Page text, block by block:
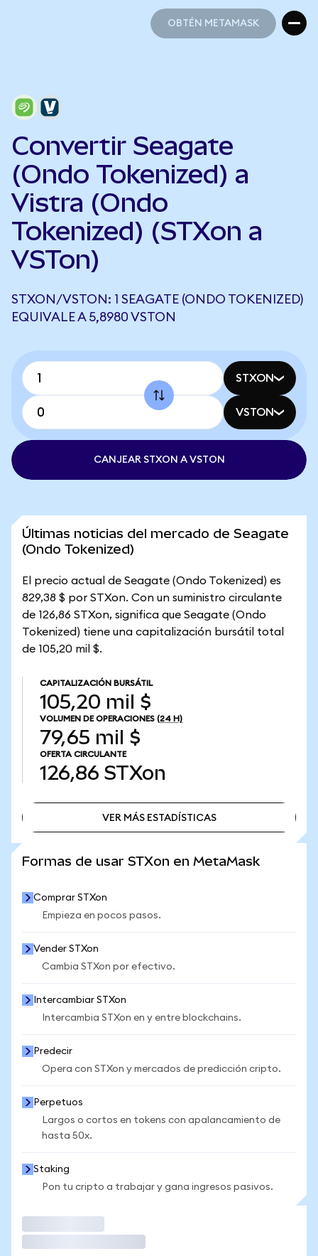
OBTÉN METAMASK
Convertir Seagate
(Ondo Tokenized) a
Vistra (Ondo
Tokenized) (STXon a
VSTon)
STXON/VSTON: 1 SEAGATE (ONDO TOKENIZED)
EQUIVALE A 5,8980 VSTON
STXON
VSTON
CANJEAR STXON A VSTON
Últimas noticias del mercado de Seagate
(Ondo Tokenized)
El precio actual de Seagate (Ondo Tokenized) es
829,38 $ por STXon. Con un suministro circulante
de 126,86 STXon, significa que Seagate (Ondo
Tokenized) tiene una capitalización bursátil total
de 105,20 mil $.
CAPITALIZACIÓN BURSÁTIL
105,20 mil $
VOLUMEN DE OPERACIONES (24 H)
79,65 mil $
OFERTA CIRCULANTE
126,86 STXon
VER MÁS ESTADÍSTICAS
Formas de usar STXon en MetaMask
Comprar STXon
Empieza en pocos pasos.
Vender STXon
Cambia STXon por efectivo.
Intercambiar STXon
Intercambia STXon en y entre blockchains.
Predecir
Opera con STXon y mercados de predicción cripto.
Perpetuos
Largos o cortos en tokens con apalancamiento de
hasta 50x.
Staking
Pon tu cripto a trabajar y gana ingresos pasivos.